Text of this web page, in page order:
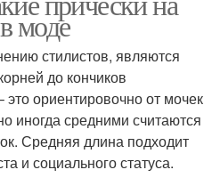
моде
стилистов, являются
до кончиков
это ориентировочно от мочек
иногда средними считаются
Средняя длина подходит
и социального статуса.